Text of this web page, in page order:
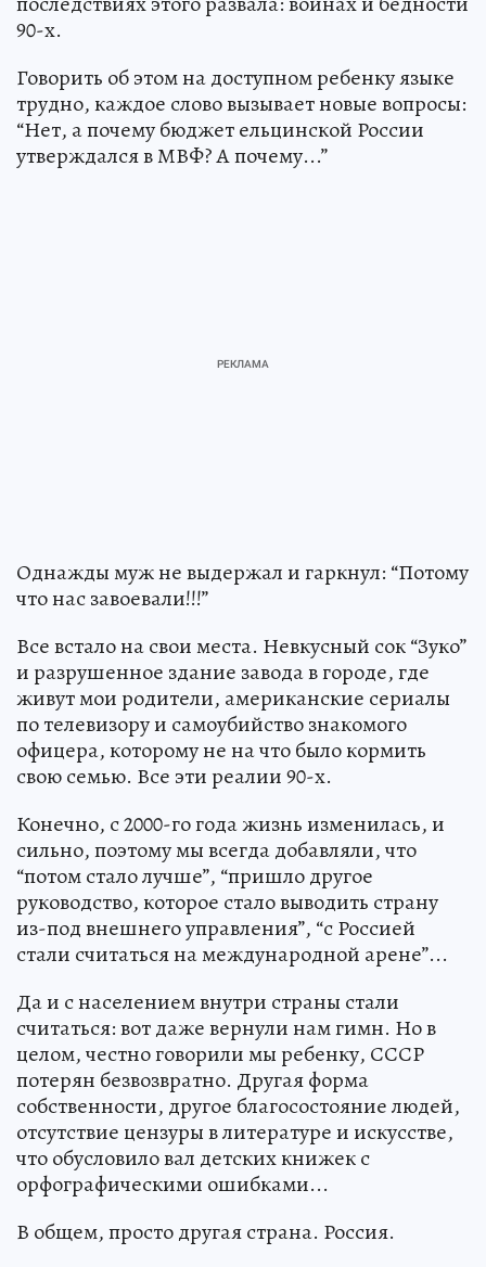
90-х.
Говорить об этом на доступном ребенку языке
трудно, каждое слово вызывает новые вопросы:
“Нет, а почему бюджет ельцинской России
утверждался в МВФ? А почему...”
Однажды муж не выдержал и гаркнул: “Потому
что нас завоевали!!!”
Все встало на свои места. Невкусный сок “Зуко”
и разрушенное здание завода в городе, где
живут мои родители, американские сериалы
по телевизору и самоубийство знакомого
офицера, которому не на что было кормить
свою семью. Все эти реалии 90-х.
Конечно, с 2000-го года жизнь изменилась, и
сильно, поэтому мы всегда добавляли, что
“потом стало лучше”, “пришло другое
руководство, которое стало выводить страну
из-под внешнего управления”, “с Россией
стали считаться на международной арене”...
Да и с населением внутри страны стали
считаться: вот даже вернули нам гимн. Но в
целом, честно говорили мы ребенку, СССР
потерян безвозвратно. Другая форма
собственности, другое благосостояние людей,
отсутствие цензуры в литературе и искусстве,
что обусловило вал детских книжек с
орфографическими ошибками...
В общем, просто другая страна. Россия.